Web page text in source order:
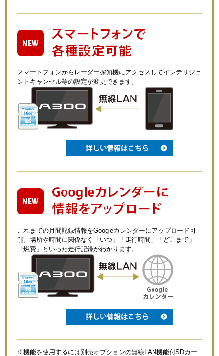
スマートフォンからレーダー探知機にアクセスしてインテリジェ
ントキャンセル等の設定が変更できます。
これまでの月間記録情報をGoogleカレンダーにアップロード可
能。場所や時間に関係なく「いつ」「走行時間」「どこまで」
「燃費」といった走行記録がわかります。
※機能を使用するには別売オプションの無線LAN機能付SDカー